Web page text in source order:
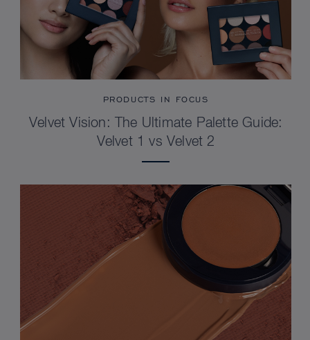
PRODUCTS IN FOCUS
Velvet Vision: The Ultimate Palette Guide:
Velvet 1 vs Velvet 2